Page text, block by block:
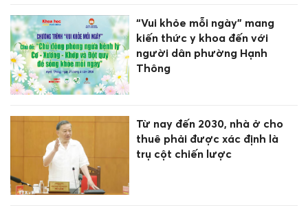
“Vui khỏe mỗi ngày” mang
kiến thức y khoa đến với
người dân phường Hạnh
Thông
Từ nay đến 2030, nhà ở cho
thuê phải được xác định là
trụ cột chiến lược